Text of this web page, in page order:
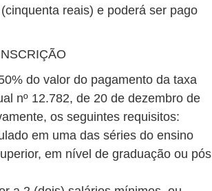
reais) e poderá ser pago
do valor do pagamento da taxa
nº 12.782, de 20 de dezembro de
os seguintes requisitos:
em uma das séries do ensino
em nível de graduação ou pós